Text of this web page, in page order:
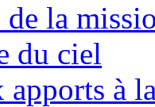
la
du ciel
apports à